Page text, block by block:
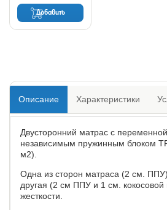
Добавить
Описание Характеристики
Двусторонний матрас с
независимым пружинным блоком
м2).
Одна из сторон матраса (2 см.
другая (2 см ППУ и 1 см. кокосовой
жесткости.